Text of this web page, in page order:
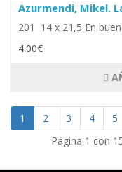
Azurmendi, Mikel.
201 14 x 21,5 En
4.00€
1 2 3 4 5
Página 1 con